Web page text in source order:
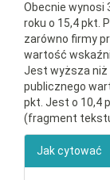
Obecnie wynosi
roku o 15,4 pkt.
zarówno firmy
wartość
Jest wyższa niż
publicznego
pkt. Jest o 10,4
(fragment
Jak cytować